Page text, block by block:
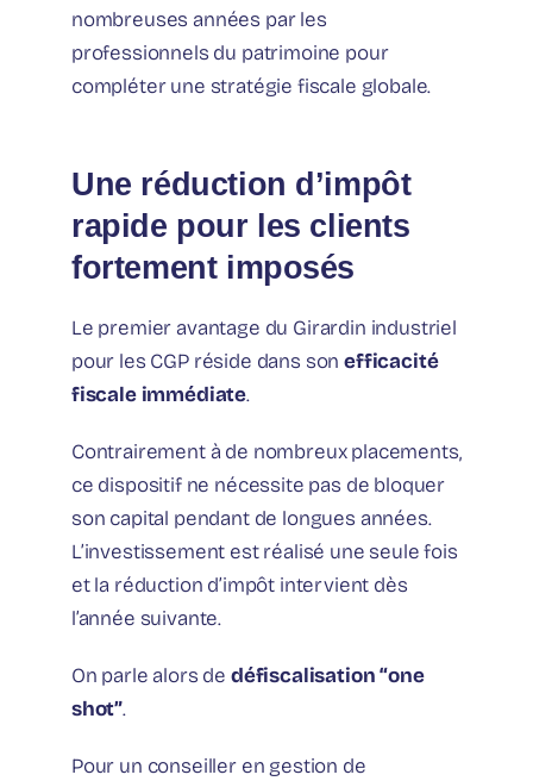
nombreuses années par les
professionnels du patrimoine pour
compléter une stratégie fiscale globale.
Une réduction d’impôt
rapide pour les clients
fortement imposés
Le premier avantage du Girardin industriel
pour les CGP réside dans sonefficacité
fiscale immédiate.
Contrairement à de nombreux placements,
ce dispositif ne nécessite pas de bloquer
son capital pendant de longues années.
L’investissement est réalisé une seule fois
et la réduction d’impôt intervient dès
l’année suivante.
On parle alors de défiscalisation “one
shot”.
Pour un conseiller en gestion de